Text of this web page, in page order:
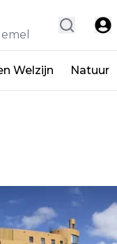
Welzijn Natuur